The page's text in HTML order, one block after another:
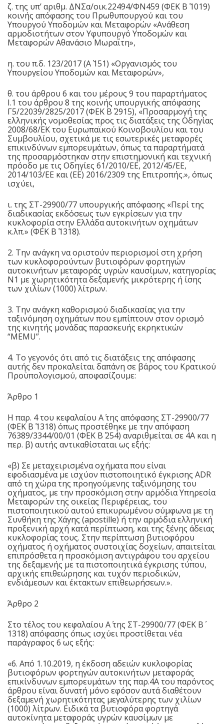
ζ. της υπ’ αριθμ. ΔΝΣα/οικ.22494/ΦΝ459 (ΦΕΚ Β΄ 1019)
κοινής απόφασης του Πρωθυπουργού και του
Υπουργού Υποδομών και Μεταφορών «Ανάθεση
αρμοδιοτήτων στον Υφυπουργό Υποδομών και
Μεταφορών Αθανάσιο Μωραΐτη»,
η. του π.δ. 123/2017 (Α΄ 151) «Οργανισμός του
Υπουργείου Υποδομών και Μεταφορών»,
θ. του άρθρου 6 και του μέρους 9 του παραρτήματος
Ι.1 του άρθρου 8 της κοινής υπουργικής απόφασης
Γ5/22039/2825/2017 (ΦΕΚ Β΄ 2915), «Προσαρμογή της
ελληνικής νομοθεσίας προς τις διατάξεις της Οδηγίας
2008/68/ΕΚ του Ευρωπαϊκού Κοινοβουλίου και του
Συμβουλίου, σχετικά με τις εσωτερικές μεταφορές
επικινδύνων εμπορευμάτων, όπως τα παραρτήματά
της προσαρμόστηκαν στην επιστημονική και τεχνική
πρόοδο με τις Οδηγίες 61/2010/ΕΕ, 2012/45/ΕΕ,
2014/103/ΕΕ και (ΕΕ) 2016/2309 της Επιτροπής.», όπως
ισχύει,
ι. της ΣΤ-29900/77 υπουργικής απόφασης «Περί της
διαδικασίας εκδόσεως των εγκρίσεων για την
κυκλοφορία στην Ελλάδα αυτοκινήτων οχημάτων
κ.λπ.» (ΦΕΚ Β΄ 1318).
2. Την ανάγκη να οριστούν περιορισμοί στη χρήση
των κυκλοφορούντων βυτιοφόρων φορτηγών
αυτοκινήτων μεταφοράς υγρών καυσίμων, κατηγορίας
Ν1 με χωρητικότητα δεξαμενής μικρότερης ή ίσης
των χιλίων (1000) λίτρων.
3. Την ανάγκη καθορισμού διαδικασίας για την
ταξινόμηση οχημάτων που εμπίπτουν στον ορισμό
της κινητής μονάδας παρασκευής εκρηκτικών
“MEMU”.
4. Το γεγονός ότι από τις διατάξεις της απόφασης
αυτής δεν προκαλείται δαπάνη σε βάρος του Κρατικού
Προϋπολογισμού, αποφασίζουμε:
Άρθρο 1
Η παρ. 4 του κεφαλαίου Α΄ της απόφασης ΣΤ-29900/77
(ΦΕΚ Β΄ 1318) όπως προστέθηκε με την απόφαση
76389/3344/00/01 (ΦΕΚ Β΄ 254) αναριθμείται σε 4Α και η
περ. β) αυτής αντικαθίσταται ως εξής:
«β) Σε μεταχειρισμένα οχήματα που είναι
εφοδιασμένα με ισχύον πιστοποιητικό έγκρισης ADR
από τη χώρα της προηγούμενης ταξινόμησης του
οχήματος, με την προσκόμιση στην αρμόδια Υπηρεσία
Μεταφορών της οικείας Περιφέρειας, του
πιστοποιητικού αυτού επικυρωμένου σύμφωνα με τη
Συνθήκη της Χάγης (apostille) ή την αρμόδια ελληνική
προξενική αρχή κατά περίπτωση, και της ξένης άδειας
κυκλοφορίας τους. Στην περίπτωση βυτιοφόρου
οχήματος ή οχήματος συστοιχίας δοχείων, απαιτείται
επιπρόσθετα η προσκόμιση αντιγράφου του αρχείου
της δεξαμενής με τα πιστοποιητικά έγκρισης τύπου,
αρχικής επιθεώρησης και τυχόν περιοδικών,
ενδιάμεσων και έκτακτων επιθεωρήσεων.».
Άρθρο 2
Στο τέλος του κεφαλαίου Α΄ της ΣΤ-29900/77 (ΦΕΚ Β΄
1318) απόφασης όπως ισχύει προστίθεται νέα
παράγραφος 6 ως εξής:
«6. Από 1.10.2019, η έκδοση αδειών κυκλοφορίας
βυτιοφόρων φορτηγών αυτοκινήτων μεταφοράς
επικίνδυνων εμπορευμάτων της παρ.4Α του παρόντος
άρθρου είναι δυνατή μόνο εφόσον αυτά διαθέτουν
δεξαμενή χωρητικότητας μεγαλύτερης των χιλίων
(1000) λίτρων. Ειδικά τα βυτιοφόρα φορτηγά
αυτοκίνητα μεταφοράς υγρών καυσίμων με